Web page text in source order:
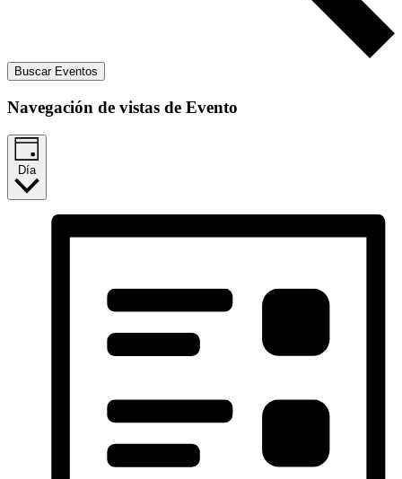
Buscar Eventos
Navegación de vistas de Evento
Día